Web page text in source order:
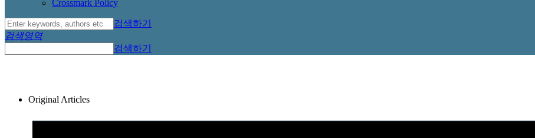
Crossmark Policy
검색하기
검색영역
검색하기
Original Articles